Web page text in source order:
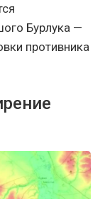
Бурлука —
противника